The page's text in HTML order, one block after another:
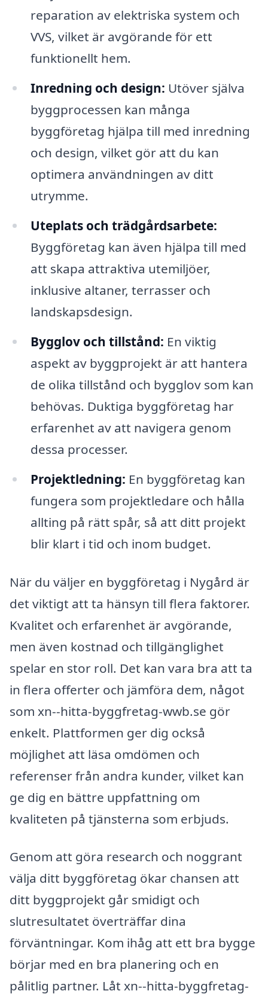
reparation av elektriska system och
VVS, vilket är avgörande för ett
funktionellt hem.
Inredning och design: Utöver själva
byggprocessen kan många
byggföretag hjälpa till med inredning
och design, vilket gör att du kan
optimera användningen av ditt
utrymme.
Uteplats och trädgårdsarbete:
Byggföretag kan även hjälpa till med
att skapa attraktiva utemiljöer,
inklusive altaner, terrasser och
landskapsdesign.
Bygglov och tillstånd: En viktig
aspekt av byggprojekt är att hantera
de olika tillstånd och bygglov som kan
behövas. Duktiga byggföretag har
erfarenhet av att navigera genom
dessa processer.
Projektledning: En byggföretag kan
fungera som projektledare och hålla
allting på rätt spår, så att ditt projekt
blir klart i tid och inom budget.
När du väljer en byggföretag i Nygård är
det viktigt att ta hänsyn till flera faktorer.
Kvalitet och erfarenhet är avgörande,
men även kostnad och tillgänglighet
spelar en stor roll. Det kan vara bra att ta
in flera offerter och jämföra dem, något
som xn--hitta-byggfretag-wwb.se gör
enkelt. Plattformen ger dig också
möjlighet att läsa omdömen och
referenser från andra kunder, vilket kan
ge dig en bättre uppfattning om
kvaliteten på tjänsterna som erbjuds.
Genom att göra research och noggrant
välja ditt byggföretag ökar chansen att
ditt byggprojekt går smidigt och
slutresultatet överträffar dina
förväntningar. Kom ihåg att ett bra bygge
börjar med en bra planering och en
pålitlig partner. Låt xn--hitta-byggfretag-